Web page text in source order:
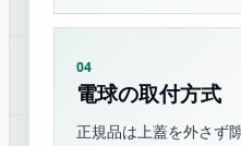
04
電球の取付方式
正規品は上蓋を外さず